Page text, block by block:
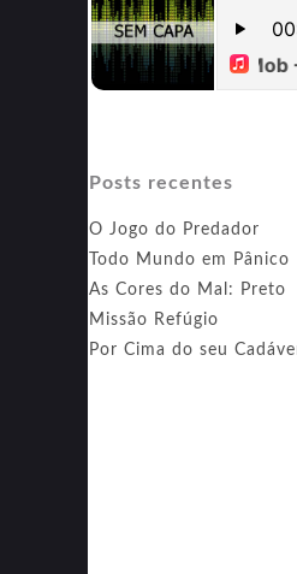
Posts recentes
O Jogo do Predador
Todo Mundo em Pânico
As Cores do Mal: Preto
Missão Refúgio
Por Cima do seu